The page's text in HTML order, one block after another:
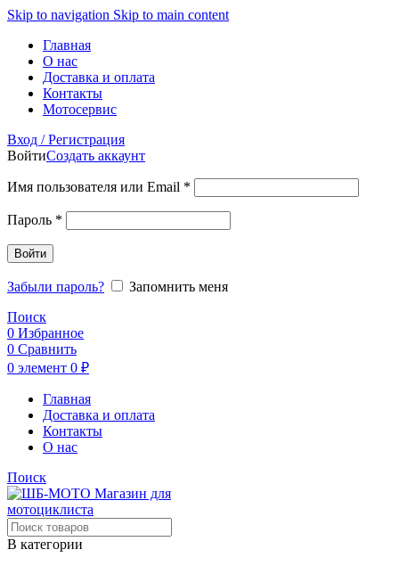
Skip to navigation Skip to main content
Главная
О нас
Доставка и оплата
Контакты
Мотосервис
Вход / Регистрация
ВойтиСоздать аккаунт
Имя пользователя или Email *
Пароль *
Войти
Забыли пароль?
Запомнить меня
Поиск
0 Избранное
0 Сравнить
0 элемент 0 ₽
Главная
Доставка и оплата
Контакты
О нас
Поиск
В категории